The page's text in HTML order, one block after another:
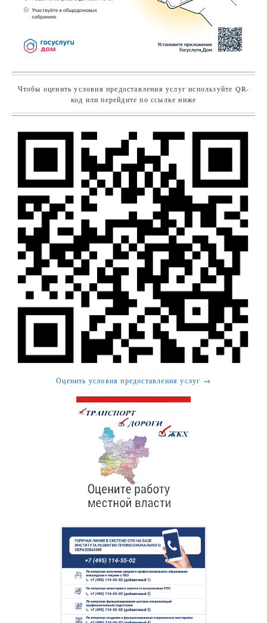
Чтобы оценить условия предоставления услуг используйте QR-
код или перейдите по ссылке ниже
Оценить условия предоставления услуг →